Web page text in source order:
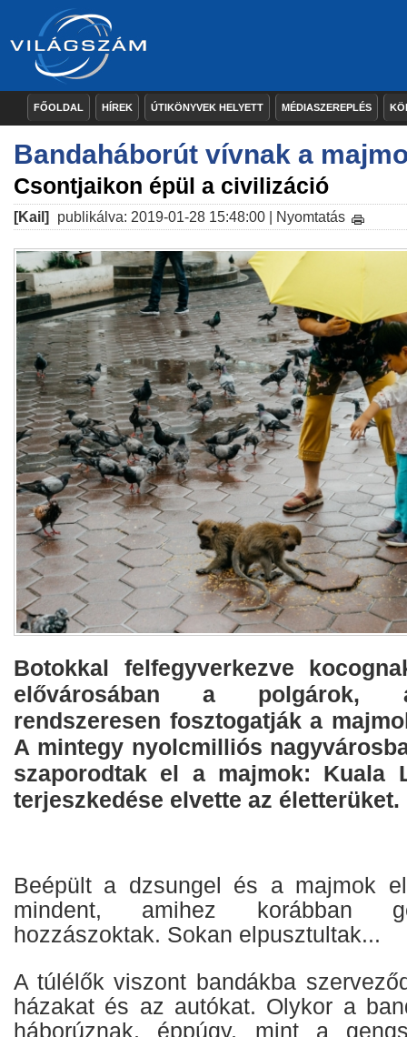
FŐOLDAL HÍREK ÚTIKÖNYVEK HELYETT MÉDIASZEREPLÉS
Bandaháborút vívnak a
Csontjaikon épül a civilizáció
[Kail] publikálva: 2019-01-28 15:48:00 | Nyomtatás
Botokkal felfegyverkezve
elővárosában a polgárok,
rendszeresen fosztogatják a
A mintegy nyolcmilliós
szaporodtak el a majmok: Kuala
terjeszkedése elvette az életterüket.
Beépült a dzsungel és a majmok
mindent, amihez korábban
hozzászoktak. Sokan elpusztultak...
A túlélők viszont bandákba
házakat és az autókat. Olykor a
háborúznak, éppúgy, mint a